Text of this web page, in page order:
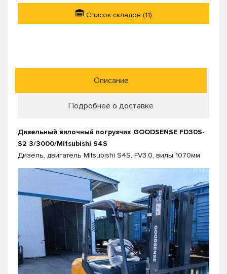
Список складов (11)
Описание
Подробнее о доставке
Дизельный вилочный погрузчик GOODSENSE FD30S-
S2 3/3000/Mitsubishi S4S
Дизель, двигатель Mitsubishi S4S, FV3.0, вилы 1070мм